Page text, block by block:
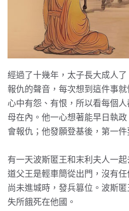
經過了十幾年，太子長大成人了
報仇的聲音，每次想到這件事
心中有怨、有恨，所以看每個
母在內。他一心想著能早日執
會報仇；他發願登基後，第一件
有一天波斯匿王和末利夫人一
道父王是輕車簡從出門，沒有
尚未進城時，發兵篡位。波斯
失所餓死在他國。